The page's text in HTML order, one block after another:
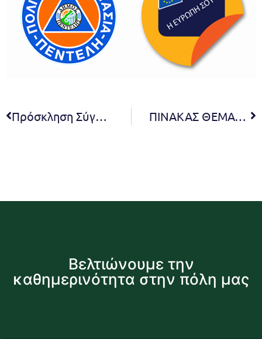
Πρόσκληση Σύγκλησης της 2ης/2026 τακτικής συνεδρίασης της Δημοτικής Επιτροπής. ΠΙΝΑΚΑΣ ΘΕΜΑΤΩΝ ΠΟΥ ΣΥΖΗΤΗΘΗΚΑΝ ΣΤΗΝ 02η ΤΑΚΤΙΚΗ ΣΥΝΕΔΡΙΑΣΗ ΔΙΑ ΖΩΣΗΣ ΤΗΣ ΔΗΜΟΤΙΚΗΣ ΕΠΙΤΡΟΠΗΣ
Βελτιώνουμε την
καθημερινότητα στην πόλη μας